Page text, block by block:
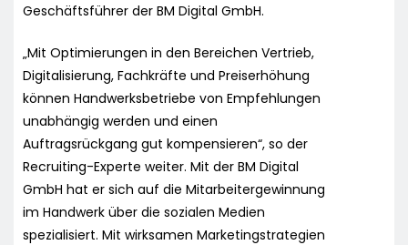
Geschäftsführer der BM Digital GmbH.
„Mit Optimierungen in den Bereichen Vertrieb,
Digitalisierung, Fachkräfte und Preiserhöhung
können Handwerksbetriebe von Empfehlungen
unabhängig werden und einen
Auftragsrückgang gut kompensieren“, so der
Recruiting-Experte weiter. Mit der BM Digital
GmbH hat er sich auf die Mitarbeitergewinnung
im Handwerk über die sozialen Medien
spezialisiert. Mit wirksamen Marketingstrategien